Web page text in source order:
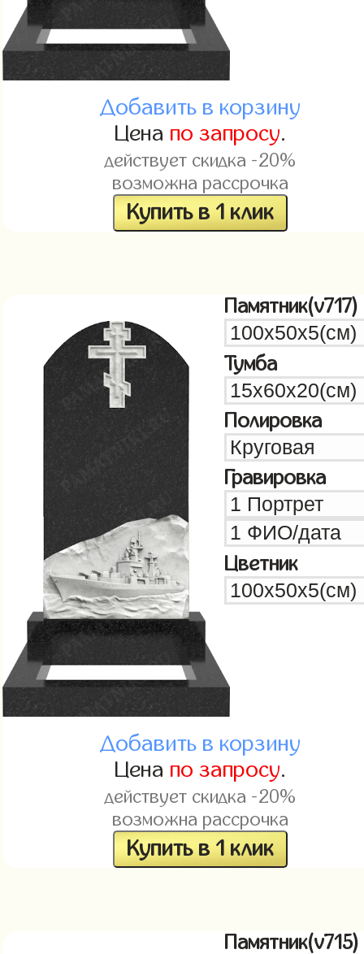
Добавить в корзину
Цена по запросу.
действует скидка -20%
возможна рассрочка
Купить в 1 клик
Памятник(v717)
Тумба
Полировка
Гравировка
Цветник
Добавить в корзину
Цена по запросу.
действует скидка -20%
возможна рассрочка
Купить в 1 клик
Памятник(v715)